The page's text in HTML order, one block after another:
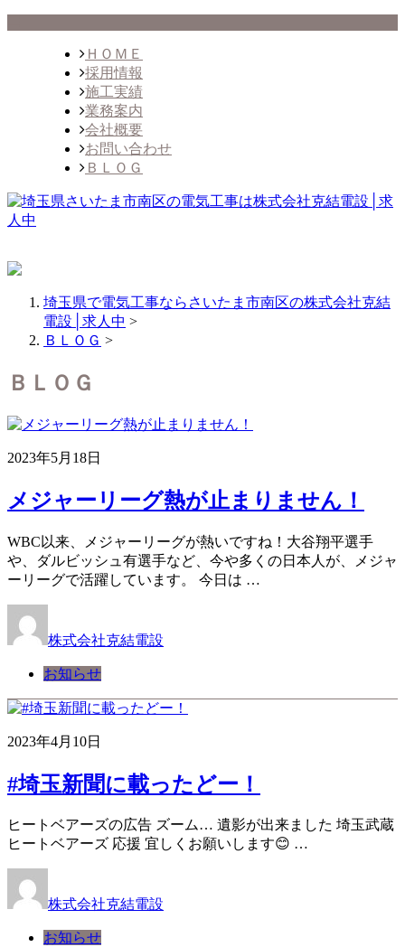
ＨＯＭＥ
採用情報
施工実績
業務案内
会社概要
お問い合わせ
ＢＬＯＧ
埼玉県で電気工事ならさいたま市南区の株式会社克結
電設│求人中 >
ＢＬＯＧ >
ＢＬＯＧ
2023年5月18日
メジャーリーグ熱が止まりません！
WBC以来、メジャーリーグが熱いですね！大谷翔平選手
や、ダルビッシュ有選手など、今や多くの日本人が、メジャ
ーリーグで活躍しています。 今日は …
株式会社克結電設
お知らせ
2023年4月10日
#埼玉新聞に載ったどー！
ヒートベアーズの広告 ズーム… 遺影が出来ました 埼玉武蔵
ヒートベアーズ 応援 宜しくお願いします😊 …
株式会社克結電設
お知らせ